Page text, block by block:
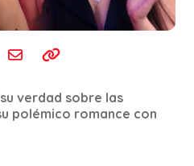
verdad sobre las
polémico romance con